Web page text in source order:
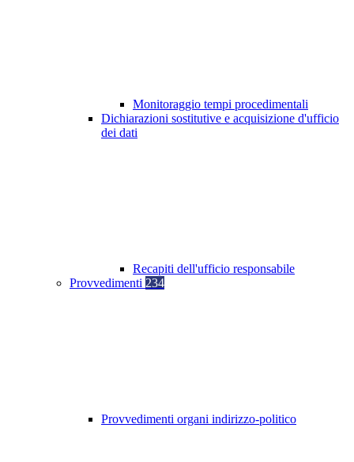
Monitoraggio tempi procedimentali
Dichiarazioni sostitutive e acquisizione d'ufficio
dei dati
Recapiti dell'ufficio responsabile
Provvedimenti 234
Provvedimenti organi indirizzo-politico